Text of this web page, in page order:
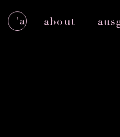
about
'a